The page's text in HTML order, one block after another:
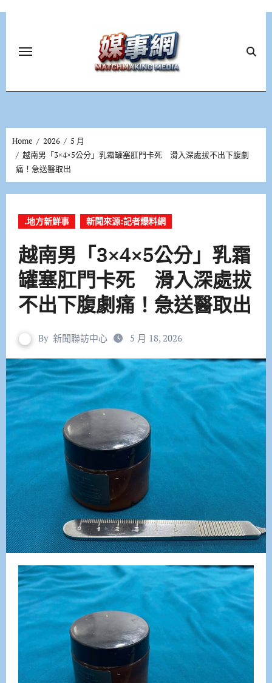
Home 2026
5 月
越南男「3×4×5公分」乳霜罐塞肛門卡死 滑入深處拔不出下腹劇
痛！急送醫取出
.地方新鮮事 新聞來源:記者爆料網
越南男「3×4×5公分」乳霜
罐塞肛門卡死 滑入深處拔
不出下腹劇痛！急送醫取出
By 新聞聯訪中心 5 月 18, 2026